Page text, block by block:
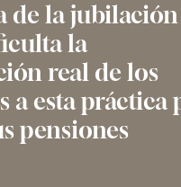
de la jubilación
la
real de los
a esta práctica
pensiones